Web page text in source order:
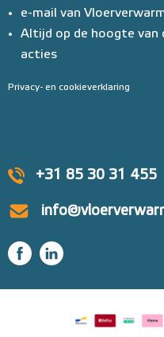
+31 85 30 31 455
e-mail van
Altijd op de hoogte van
acties
Privacy- en cookieverklaring